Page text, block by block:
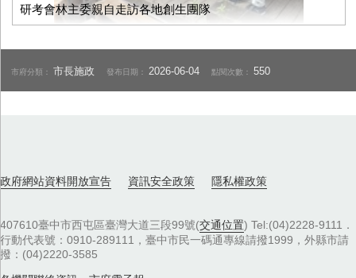
研考會林主委親自走訪各地創生團隊
市府分類： 市長施政 發布日期： 2026-06-04 點閱次數：550
政府網站資料開放宣告 資訊安全政策 隱私權政策
407610臺中市西屯區臺灣大道三段99號(交通位置) Tel:(04)2228-9111．
行動代表號：0910-289111，臺中市民一碼通專線請撥1999，外縣市請
撥：(04)2220-3585